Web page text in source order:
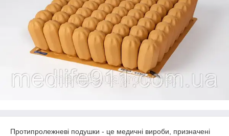
Протипролежневі подушки - це медичні вироби, призначені